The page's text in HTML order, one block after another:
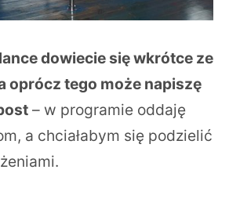
dowiecie się wkrótce ze
oprócz tego może napiszę
– w programie oddaję
a chciałabym się podzielić